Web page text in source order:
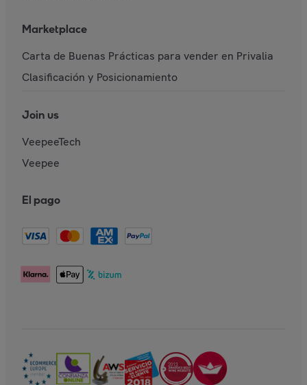
Marketplace
Carta de Buenas Prácticas para vender en Privalia
Clasificación y Posicionamiento
Join us
VeepeeTech
Veepee
El pago